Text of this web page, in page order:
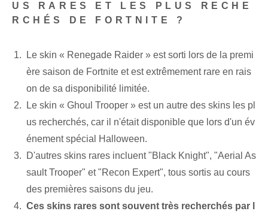
US RARES ET LES PLUS RECHE
RCHÉS DE FORTNITE ?
Le skin « Renegade Raider » est sorti lors de la premi
ère saison de Fortnite et est extrêmement rare en rais
on de sa disponibilité limitée.
Le skin « Ghoul Trooper » est un autre‌ des skins les pl
us recherchés, car il n'était disponible que lors d'un év
énement spécial Halloween.
D'autres skins rares incluent ⁢"Black Knight", "Aerial ⁢As
sault Trooper" et ⁢"Recon Expert", tous sortis au cours
des ⁢premières⁤ saisons du jeu.
Ces skins rares sont souvent très recherchés par l